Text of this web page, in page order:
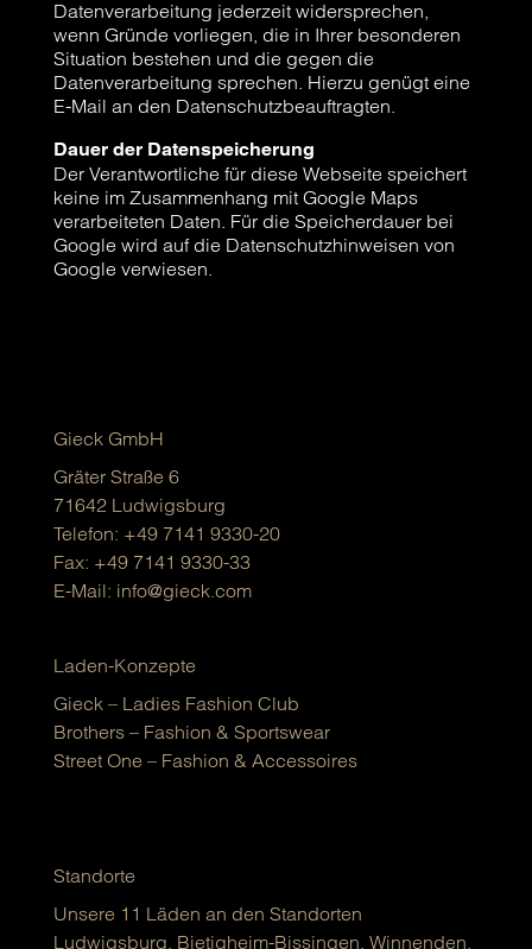
Datenverarbeitung jederzeit widersprechen,
wenn Gründe vorliegen, die in Ihrer besonderen
Situation bestehen und die gegen die
Datenverarbeitung sprechen. Hierzu genügt eine
E-Mail an den Datenschutzbeauftragten.
Dauer der Datenspeicherung
Der Verantwortliche für diese Webseite speichert
keine im Zusammenhang mit Google Maps
verarbeiteten Daten. Für die Speicherdauer bei
Google wird auf die Datenschutzhinweisen von
Google verwiesen.
Gieck GmbH
Gräter Straße 6
71642 Ludwigsburg
Telefon: +49 7141 9330-20
Fax: +49 7141 9330-33
E-Mail: info@gieck.com
Laden-Konzepte
Gieck – Ladies Fashion Club
Brothers – Fashion & Sportswear
Street One – Fashion & Accessoires
Standorte
Unsere 11 Läden an den Standorten
Ludwigsburg, Bietigheim-Bissingen, Winnenden,